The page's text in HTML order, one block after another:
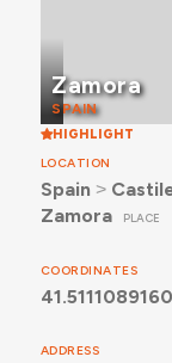
Zamora
SPAIN
HIGHLIGHT
LOCATION
Spain ˃
Zamora
PLACE
COORDINATES
ADDRESS